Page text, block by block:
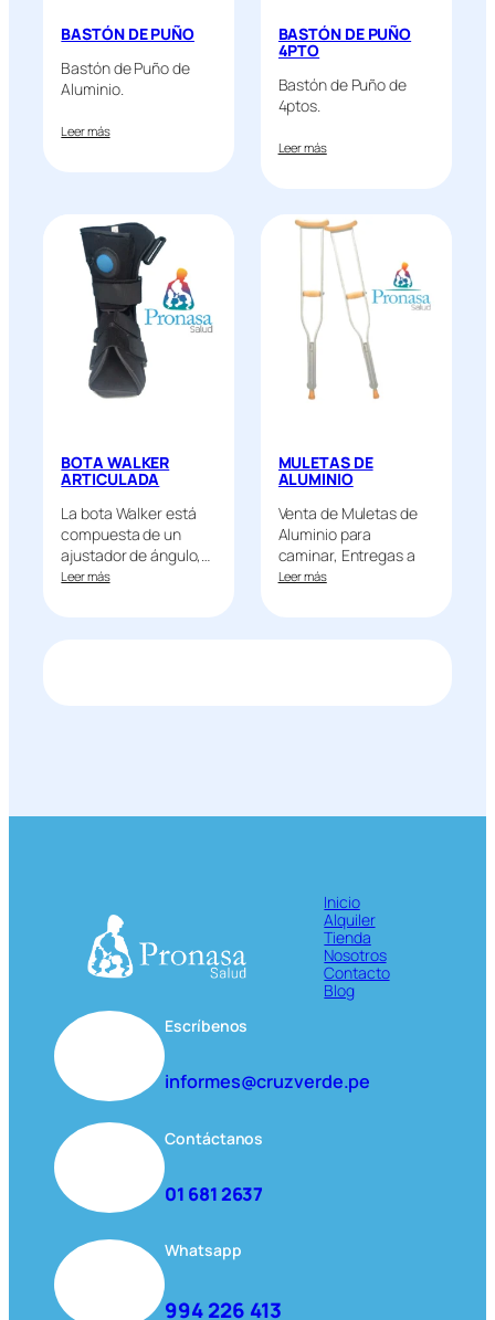
BASTÓN DE PUÑO
Bastón de Puño de
Aluminio.
Leer más
BASTÓN DE PUÑO
4PTO
Bastón de Puño de
4ptos.
Leer más
BOTA WALKER
ARTICULADA
La bota Walker está
compuesta de un
ajustador de ángulo,…
Leer más
MULETAS DE
ALUMINIO
Venta de Muletas de
Aluminio para
caminar, Entregas a
Domicilio,…
Leer más
Inicio
Alquiler
Tienda
Nosotros
Contacto
Blog
Escríbenos
informes@cruzverde.pe
Contáctanos
01 681 2637
Whatsapp
994 226 413